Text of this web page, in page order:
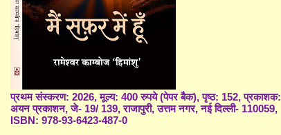
प्रथम संस्करण: 2026, मूल्य: 400 रुपये (पेपर बैक), पृष्ठ: 152, प्रकाशक:
अयन प्रकाशन, जे- 19/ 139, राजापुरी, उत्तम नगर, नई दिल्ली- 110059,
ISBN: 978-93-6423-487-0